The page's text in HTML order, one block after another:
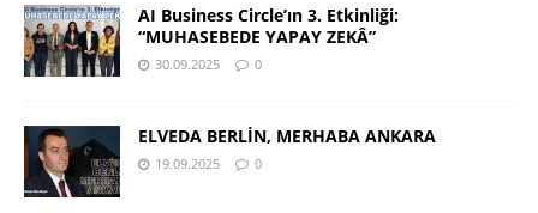
AI Business Circle’ın 3. Etkinliği:
“MUHASEBEDE YAPAY ZEKÂ”
30.09.2025 0
ELVEDA BERLİN, MERHABA ANKARA
19.09.2025 0